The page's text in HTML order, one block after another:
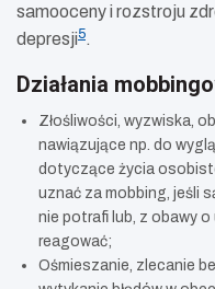
samooceny i rozstroju
depresji5.
Działania
Złośliwości, wyzwiska,
nawiązujące np. do
dotyczące życia
uznać za mobbing, jeśli
nie potrafi lub, z obawy
reagować;
Ośmieszanie, zlecanie